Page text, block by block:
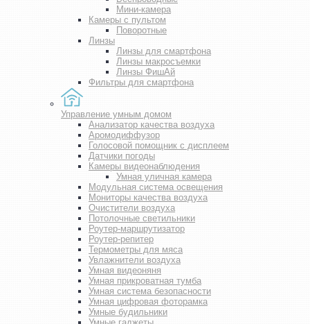
Мини-камера
Камеры с пультом
Поворотные
Линзы
Линзы для смартфона
Линзы макросъемки
Линзы ФишАй
Фильтры для смартфона
Управление умным домом
Анализатор качества воздуха
Аромодиффузор
Голосовой помощник с дисплеем
Датчики погоды
Камеры видеонаблюдения
Умная уличная камера
Модульная система освещения
Мониторы качества воздуха
Очистители воздуха
Потолочные светильники
Роутер-маршрутизатор
Роутер-репитер
Термометры для мяса
Увлажнители воздуха
Умная видеоняня
Умная прикроватная тумба
Умная система безопасности
Умная цифровая фоторамка
Умные будильники